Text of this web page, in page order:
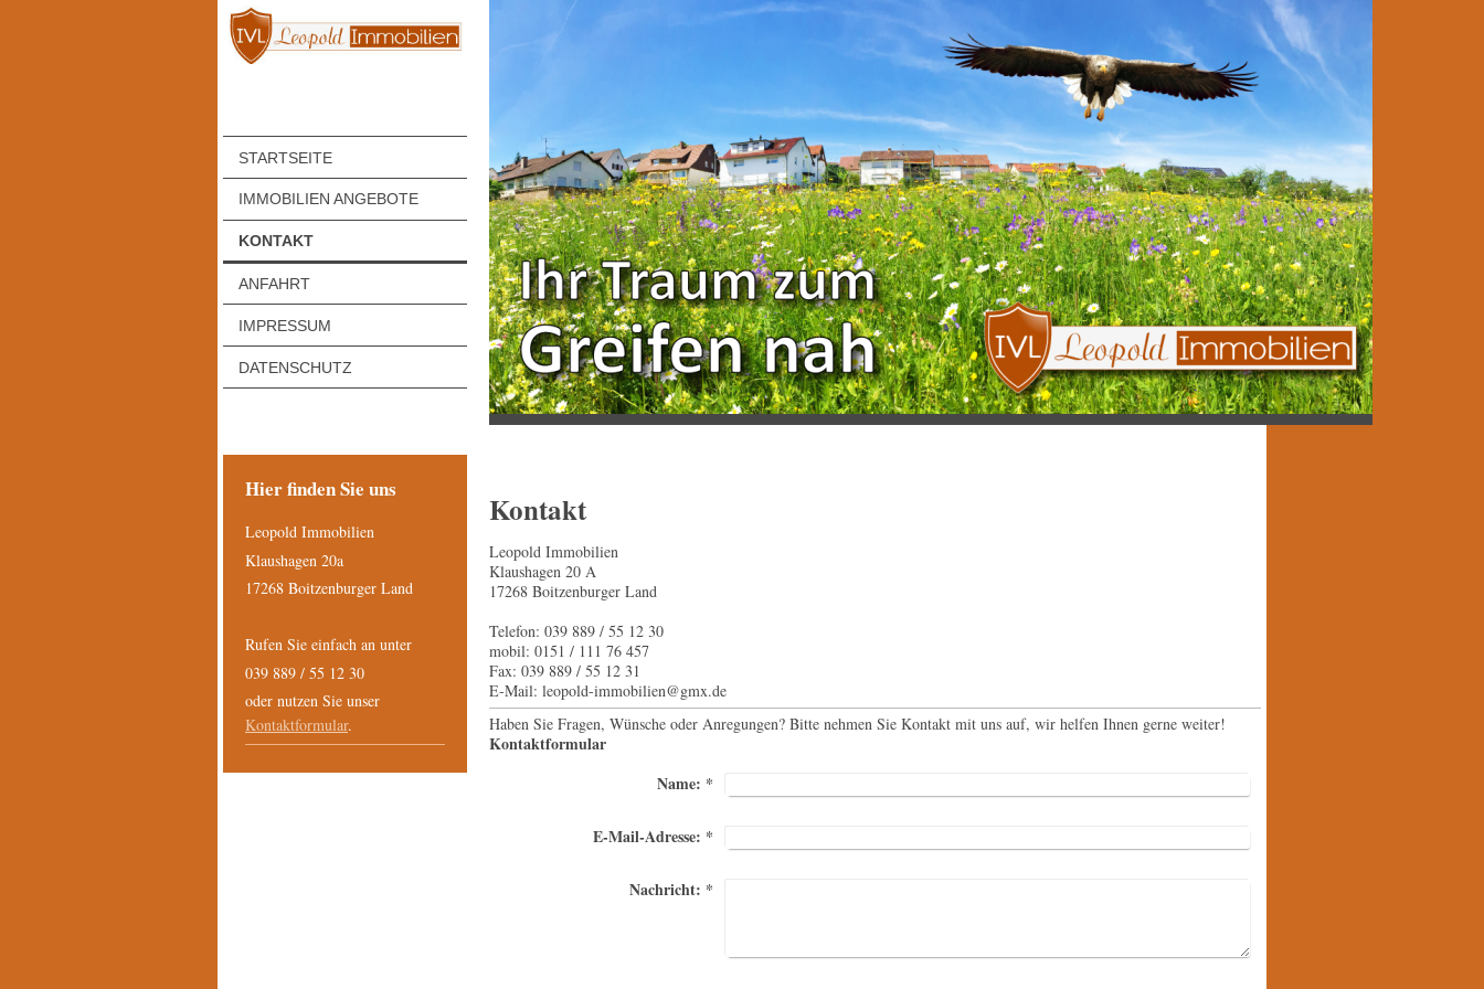
STARTSEITE
IMMOBILIEN ANGEBOTE
KONTAKT
ANFAHRT
IMPRESSUM
DATENSCHUTZ
Hier finden Sie uns
Leopold Immobilien
Klaushagen 20a
17268 Boitzenburger Land
Rufen Sie einfach an unter
039 889 / 55 12 30
oder nutzen Sie unser
Kontaktformular.
Kontakt
Leopold Immobilien
Klaushagen 20 A
17268 Boitzenburger Land
Telefon: 039 889 / 55 12 30
mobil: 0151 / 111 76 457
Fax: 039 889 / 55 12 31
E-Mail: leopold-immobilien@gmx.de
Haben Sie Fragen, Wünsche oder Anregungen? Bitte nehmen Sie Kontakt mit uns auf, wir helfen Ihnen gerne weiter!
Kontaktformular
Name: *
E-Mail-Adresse: *
Nachricht: *